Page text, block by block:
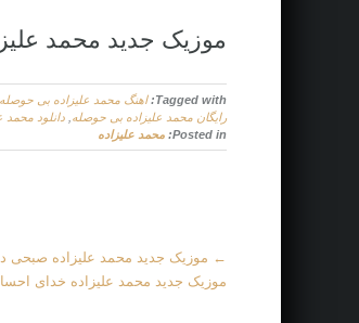
موزیک جدید محمد
Tagged with: اهنگ محمد علیزاده بی حوصله 128k
رایگان محمد علیزاده بی حوصله دانلود محمد
Posted in: محمد علیزاده
M← موزیک جدید محمد علیزاده صبحی
موزیک جدید محمد علیزاده خدای